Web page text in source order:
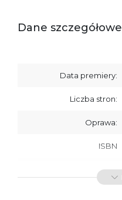
Dane szczegółowe
Data premiery:
Liczba stron:
Oprawa:
ISBN
SKU: